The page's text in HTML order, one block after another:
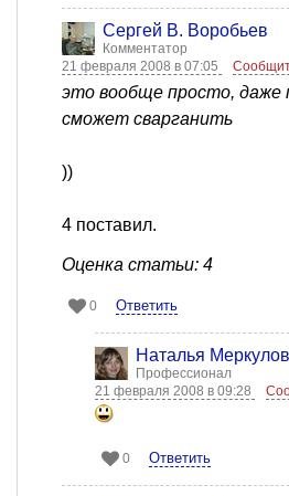
Сергей В. Воробьев
Комментатор
21 февраля 2008 в 07:05
это вообще просто, даже
сможет сварганить
))
4 поставил.
Оценка статьи: 4
0 Ответить
Наталья
Профессионал
21 февраля 2008 в 09:28
0 Ответить